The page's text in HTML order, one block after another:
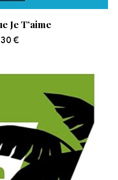
Je T’aime
€